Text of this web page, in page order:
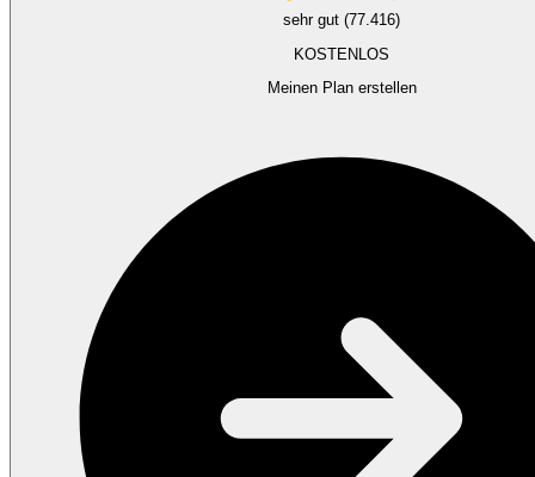
sehr gut (77.416)
KOSTENLOS
Meinen Plan erstellen